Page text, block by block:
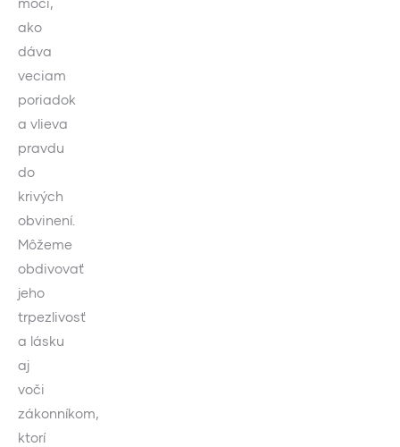
ako
dáva
veciam
poriadok
a vlieva
pravdu
do
krivých
obvinení.
Môžeme
obdivovať
jeho
trpezlivosť
a lásku
aj
voči
zákonníkom,
ktorí